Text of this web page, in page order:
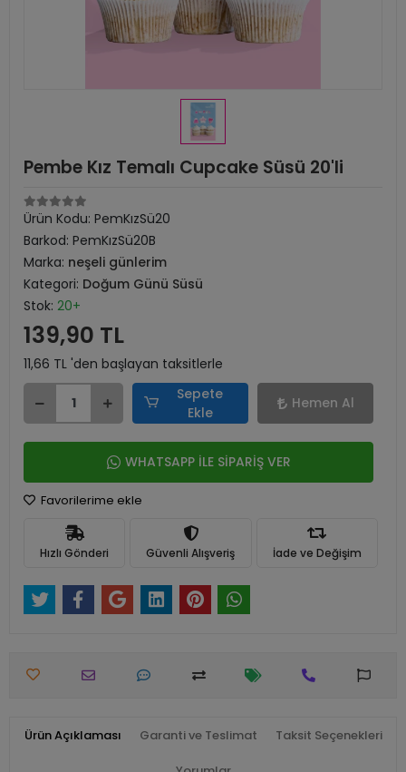
Pembe Kız Temalı Cupcake Süsü 20'li
Ürün Kodu: PemKızSü20
Barkod: PemKızSü20B
Marka: neşeli günlerim
Kategori: Doğum Günü Süsü
Stok: 20+
139,90 TL
11,66 TL 'den başlayan taksitlerle
Sepete
Ekle
Hemen Al
WHATSAPP İLE SİPARİŞ VER
Favorilerime ekle
Hızlı Gönderi Güvenli Alışveriş İade ve Değişim
Ürün Açıklaması Garanti ve Teslimat Taksit Seçenekleri